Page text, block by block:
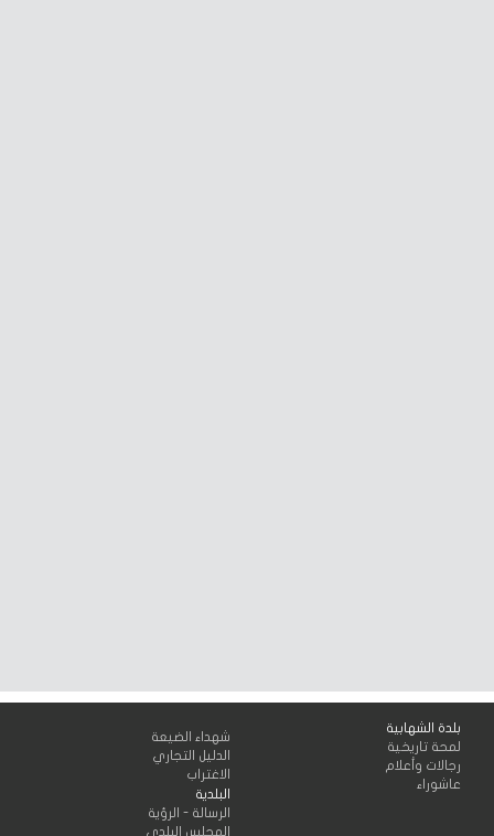
بلدة الشهابية
لمحة تاريخية
رجالات وأعلام
عاشوراء
شهداء الضيعة
الدليل التجاري
الاغتراب
البلدية
الرسالة - الرؤية
المجلس البلدي